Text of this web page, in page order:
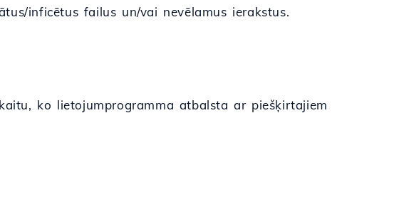
inficētus failus un/vai nevēlamus ierakstus.
ko lietojumprogramma atbalsta ar piešķirtajiem